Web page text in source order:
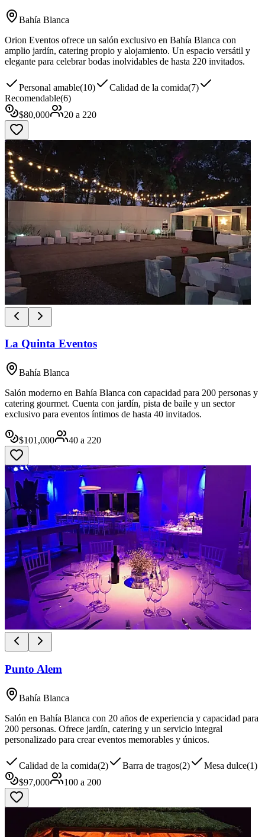
Bahía Blanca
Orion Eventos ofrece un salón exclusivo en Bahía Blanca con
amplio jardín, catering propio y alojamiento. Un espacio versátil y
elegante para celebrar bodas inolvidables de hasta 220 invitados.
Personal amable(10) Calidad de la comida(7)
Recomendable(6)
$80,000 20 a 220
La Quinta Eventos
Bahía Blanca
Salón moderno en Bahía Blanca con capacidad para 200 personas y
catering gourmet. Cuenta con jardín, pista de baile y un sector
exclusivo para eventos íntimos de hasta 40 invitados.
$101,000 40 a 220
Punto Alem
Bahía Blanca
Salón en Bahía Blanca con 20 años de experiencia y capacidad para
200 personas. Ofrece jardín, catering y un servicio integral
personalizado para crear eventos memorables y únicos.
Calidad de la comida(2) Barra de tragos(2) Mesa dulce(1)
$97,000 100 a 200